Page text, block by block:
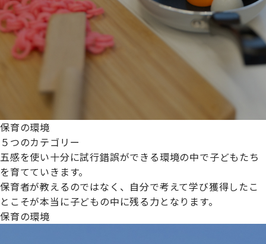
保育の環境
５つのカテゴリー
五感を使い十分に試行錯誤ができる環境の中で子どもたち
を育てていきます。
保育者が教えるのではなく、自分で考えて学び獲得したこ
とこそが本当に子どもの中に残る力となります。
保育の環境